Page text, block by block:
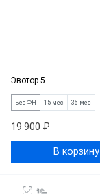
Эвотор 5
Без ФН 15 мес 36 мес
19 900 ₽
В корзину